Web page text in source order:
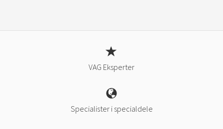
VAG Eksperter
Specialister i specialdele